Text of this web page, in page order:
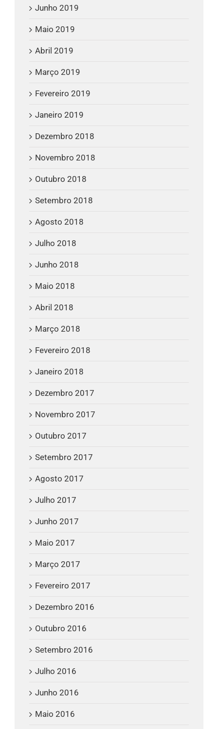
Junho 2019
Maio 2019
Abril 2019
Março 2019
Fevereiro 2019
Janeiro 2019
Dezembro 2018
Novembro 2018
Outubro 2018
Setembro 2018
Agosto 2018
Julho 2018
Junho 2018
Maio 2018
Abril 2018
Março 2018
Fevereiro 2018
Janeiro 2018
Dezembro 2017
Novembro 2017
Outubro 2017
Setembro 2017
Agosto 2017
Julho 2017
Junho 2017
Maio 2017
Março 2017
Fevereiro 2017
Dezembro 2016
Outubro 2016
Setembro 2016
Julho 2016
Junho 2016
Maio 2016